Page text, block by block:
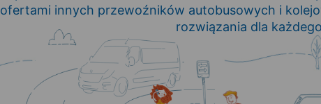
ofertami innych przewoźników autobusowych i
rozwiązania dla